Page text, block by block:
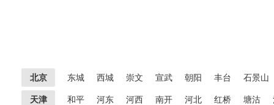
北京 东城 西城 崇文 宣武 朝阳 丰台 石景山
天津 和平 河东 河西 南开 河北 红桥 塘沽